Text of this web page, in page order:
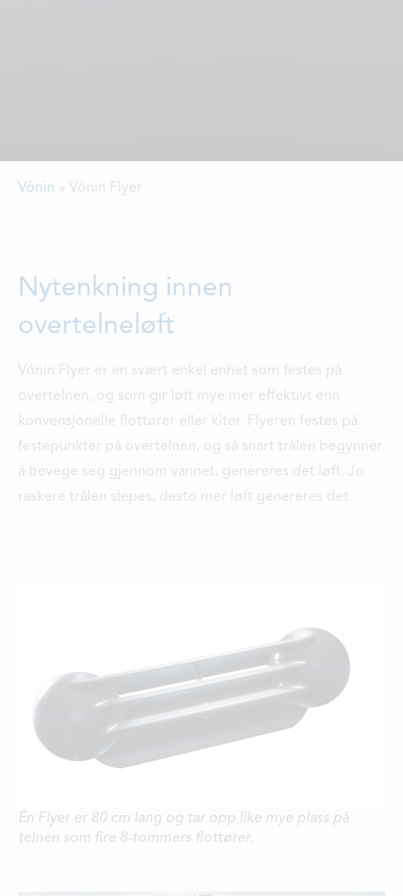
Vónin » Vónin Flyer
Nytenkning innen
overtelneløft
Vónin Flyer er en svært enkel enhet som festes på
overtelnen, og som gir løft mye mer effektivt enn
konvensjonelle flottører eller kiter. Flyeren festes på
festepunkter på overtelnen, og så snart trålen begynner
å bevege seg gjennom vannet, genereres det løft. Jo
raskere trålen slepes, desto mer løft genereres det.
Én Flyer er 80 cm lang og tar opp like mye plass på
telnen som fire 8-tommers flottører.